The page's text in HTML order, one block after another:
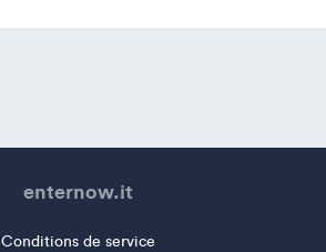
enternow.it
Conditions de service